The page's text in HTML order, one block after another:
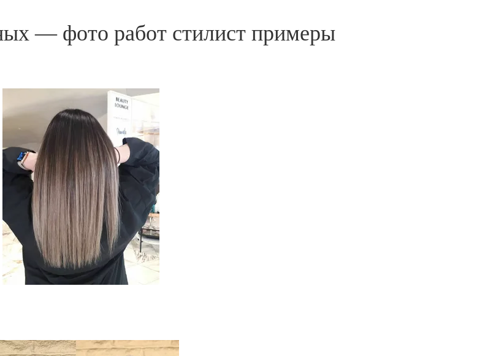
— фото работ стилист примеры